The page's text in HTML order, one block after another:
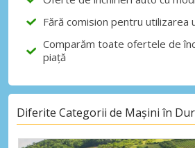
Fără comision pentru utilizarea
Comparăm toate ofertele de
piață
Diferite Categorii de Mașini în